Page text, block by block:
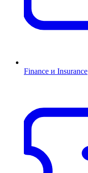
Finance и Insurance